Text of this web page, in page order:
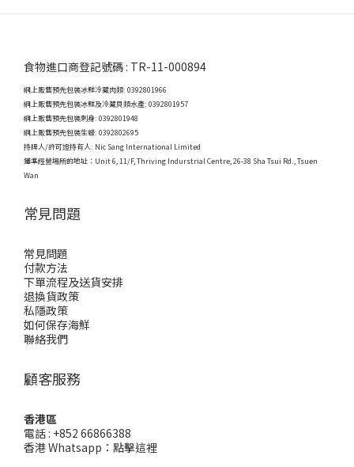
食物進口商登記號碼 : TR-11-000894
網上販售預先包裝冰鮮冷藏肉類: 0392801966
網上販售預先包裝冰鮮及冷藏貝類水產: 0392801957
網上販售預先包裝刺身: 0392801948
網上販售預先包裝生蠔: 0392802695
持牌人/許可證持有人: Nic Sang International Limited
獲準經營場所的地址： Unit 6, 11/F, Thriving Indurstrial Centre, 26-38 Sha Tsui Rd., Tsuen
Wan
常見問題
常見問題
付款方法
下單流程及送貨安排
退換貨政策
私隱政策
如何保存海鮮
聯絡我們
顧客服務
香港區
電話 : +852 66866388
香港 Whatsapp： 點擊這裡